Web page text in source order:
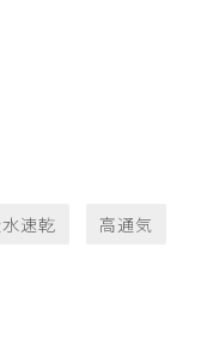
速乾 高通気